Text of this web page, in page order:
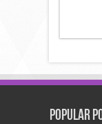
Popular